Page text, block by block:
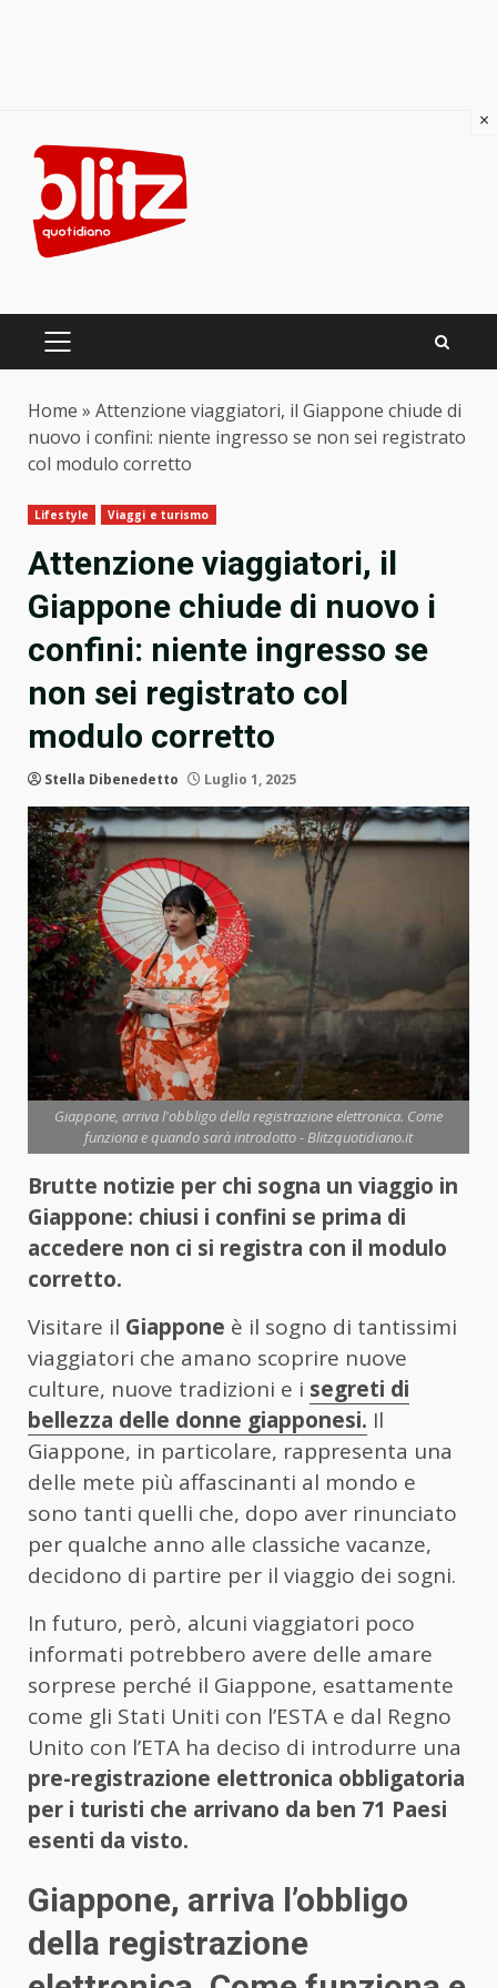
content
PRIMARY
Home » Attenzione viaggiatori, il Giappone chiude di
nuovo i confini: niente ingresso se non sei registrato
col modulo corretto
Lifestyle Viaggi e turismo
Attenzione viaggiatori, il
Giappone chiude di nuovo i
confini: niente ingresso se
non sei registrato col
modulo corretto
Stella Dibenedetto Luglio 1, 2025
Giappone, arriva l'obbligo della registrazione elettronica. Come
funziona e quando sarà introdotto - Blitzquotidiano.it
Brutte notizie per chi sogna un viaggio in
Giappone: chiusi i confini se prima di
accedere non ci si registra con il modulo
corretto.
Visitare il Giappone è il sogno di tantissimi
viaggiatori che amano scoprire nuove
culture, nuove tradizioni e i segreti di
bellezza delle donne giapponesi. Il
Giappone, in particolare, rappresenta una
delle mete più affascinanti al mondo e
sono tanti quelli che, dopo aver rinunciato
per qualche anno alle classiche vacanze,
decidono di partire per il viaggio dei sogni.
In futuro, però, alcuni viaggiatori poco
informati potrebbero avere delle amare
sorprese perché il Giappone, esattamente
come gli Stati Uniti con l’ESTA e dal Regno
Unito con l’ETA ha deciso di introdurre una
pre-registrazione elettronica obbligatoria
per i turisti che arrivano da ben 71 Paesi
esenti da visto.
Giappone, arriva l’obbligo
della registrazione
×